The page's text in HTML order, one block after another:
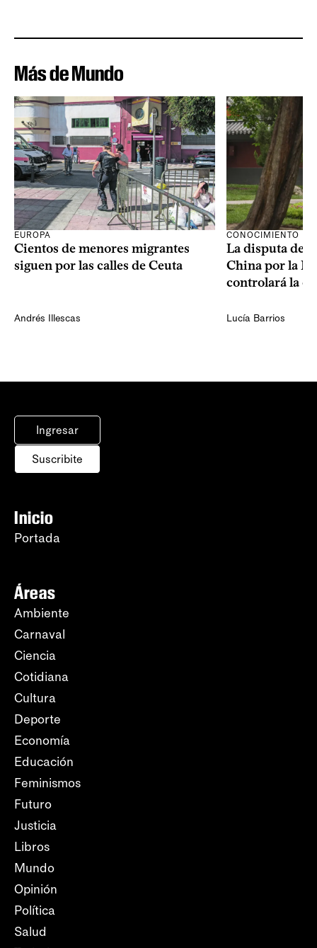
Más de Mundo
EUROPA
Cientos de menores migrantes
siguen por las calles de Ceuta
Andrés Illescas
CONOCIMIENTO
La disputa de
China por la
controlará la
Lucía Barrios
Ingresar
Suscribite
Inicio
Portada
Áreas
Ambiente
Carnaval
Ciencia
Cotidiana
Cultura
Deporte
Economía
Educación
Feminismos
Futuro
Justicia
Libros
Mundo
Opinión
Política
Salud